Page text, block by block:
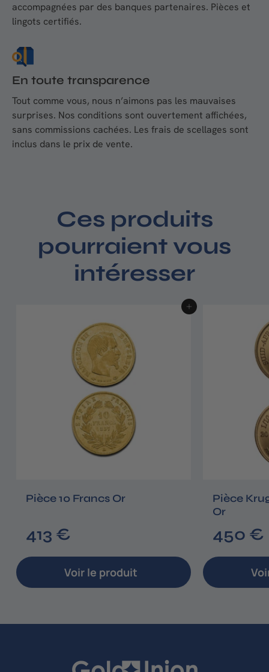
accompagnées par des banques partenaires. Pièces et
lingots certifiés.
En toute transparence
Tout comme vous, nous n’aimons pas les mauvaises
surprises. Nos conditions sont ouvertement affichées,
sans commissions cachées. Les frais de scellages sont
inclus dans le prix de vente.
Ces produits
pourraient vous
intéresser
Ajouter au panier
Pièce 10 Francs Or
413 €
1
3
,
€
Voir le produit
Pièce
Or
450 €
,